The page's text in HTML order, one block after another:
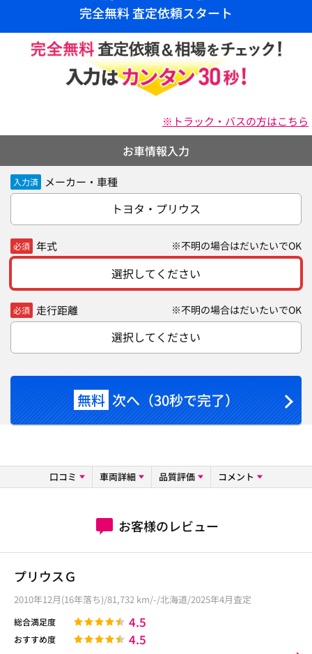
完全無料 査定依頼スタート
※トラック・バスの方はこちら
お車情報入力
入力済 メーカー・車種
トヨタ・プリウス
必須 年式 ※不明の場合はだいたいでOK
選択してください
必須 走行距離 ※不明の場合はだいたいでOK
選択してください
無料 次へ（30秒で完了）
口コミ 車両詳細 品質評価 コメント
お客様のレビュー
プリウスＧ
2010年12月(16年落ち)/81,732 km/-/北海道/2025年4月査定
総合満足度 4.5
おすすめ度 4.5